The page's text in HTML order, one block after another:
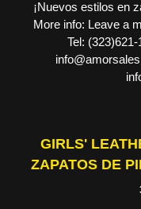
¡Nuevos estilos en
More info: Leave a
Tel:
GIRLS'
ZAPATOS DE